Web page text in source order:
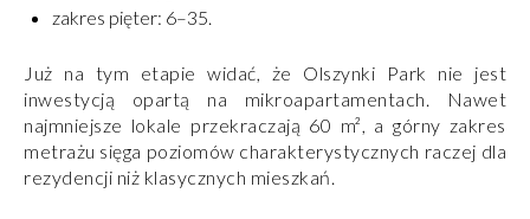
zakres pięter: 6–35.
Już na tym etapie widać, że Olszynki Park nie jest
inwestycją opartą na mikroapartamentach. Nawet
najmniejsze lokale przekraczają 60 m², a górny zakres
metrażu sięga poziomów charakterystycznych raczej dla
rezydencji niż klasycznych mieszkań.